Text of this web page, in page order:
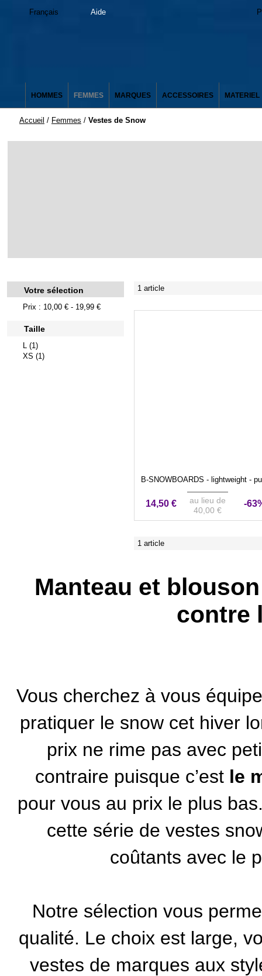
Français Aide
HOMMES FEMMES MARQUES ACCESSOIRES MATERIEL
Accueil / Femmes / Vestes de Snow
Votre sélection
Prix : 10,00 € - 19,99 €
Taille
L (1)
XS (1)
1 article
B-SNOWBOARDS - lightweight -
14,50 €
au lieu de
40,00 €
-
1 article
Manteau et
contre
Vous cherchez à vous
pratiquer le snow cet hiver
prix ne rime pas avec
contraire puisque c’est le
pour vous au prix le plus
cette série de vestes
coûtants avec le
Notre sélection vous
qualité. Le choix est large,
vestes de marques aux